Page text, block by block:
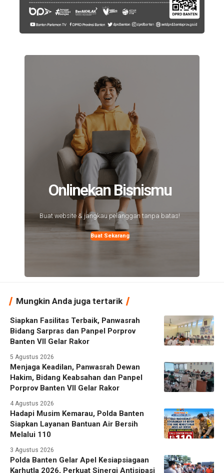
Onlinekan Bisnismu
Buat website & jangkau pelanggan tanpa batas!
Buat Sekarang
Mungkin Anda juga tertarik
Siapkan Fasilitas Terbaik, Panwasrah
Bidang Sarpras dan Panpel Porprov
Banten VII Gelar Rakor
5 Agustus 2026
Menjaga Keadilan, Panwasrah Dewan
Hakim, Bidang Keabsahan dan Panpel
Porprov Banten VII Gelar Rakor
4 Agustus 2026
Hadapi Musim Kemarau, Polda Banten
Siapkan Layanan Bantuan Air Bersih
Melalui 110
3 Agustus 2026
Polda Banten Gelar Apel Kesiapsiagaan
Karhutla 2026, Perkuat Sinergi Antisipasi